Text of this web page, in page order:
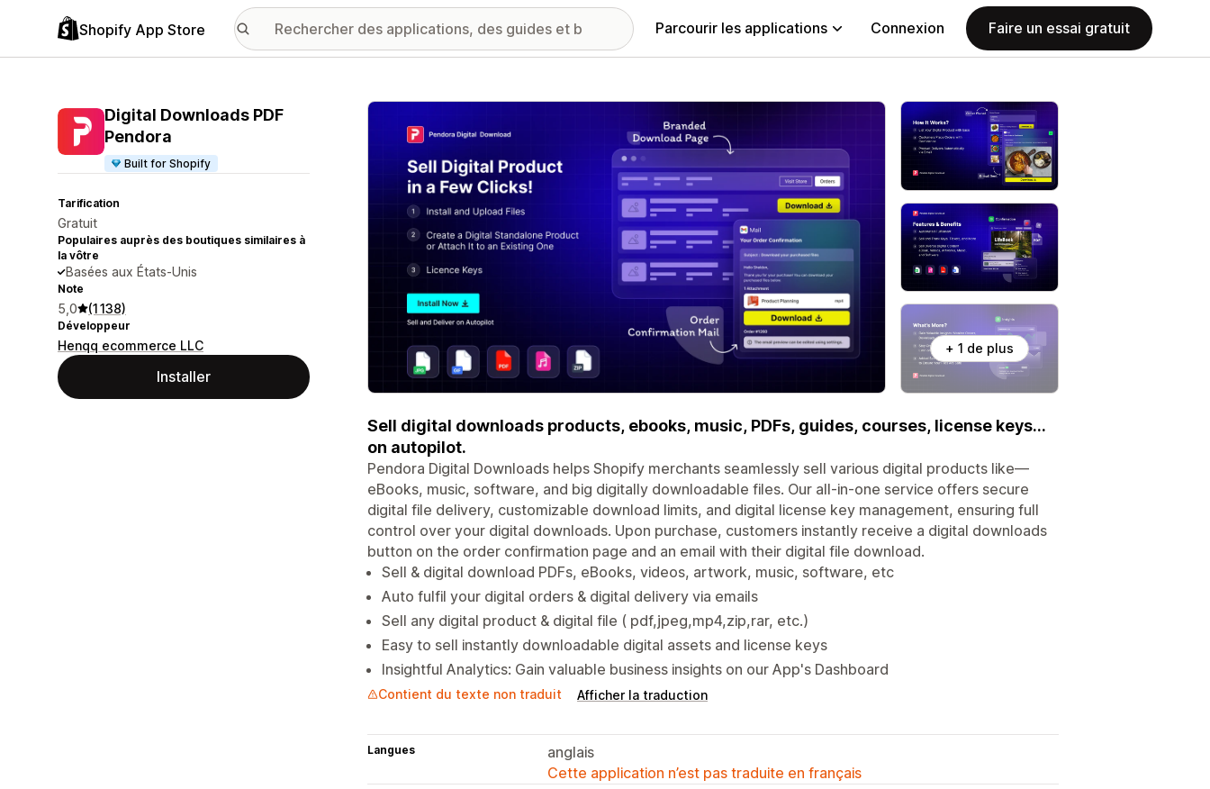
Shopify App Store Parcourir les applications Connexion Faire un essai gratuit
Digital Downloads PDF
Pendora
Built for Shopify
Tarification
Gratuit
Populaires auprès des boutiques similaires à
la vôtre
Basées aux États-Unis
Note
5,0 (1 138)
Développeur
Henqq ecommerce LLC
Installer
Galerie d’images vedette
+ 1 de plus
Sell digital downloads products, ebooks, music, PDFs, guides, courses, license keys...
on autopilot.
Pendora Digital Downloads helps Shopify merchants seamlessly sell various digital products like—
eBooks, music, software, and big digitally downloadable files. Our all-in-one service offers secure
digital file delivery, customizable download limits, and digital license key management, ensuring full
control over your digital downloads. Upon purchase, customers instantly receive a digital downloads
button on the order confirmation page and an email with their digital file download.
Sell & digital download PDFs, eBooks, videos, artwork, music, software, etc
Auto fulfil your digital orders & digital delivery via emails
Sell any digital product & digital file ( pdf,jpeg,mp4,zip,rar, etc.)
Easy to sell instantly downloadable digital assets and license keys
Insightful Analytics: Gain valuable business insights on our App's Dashboard
Contient du texte non traduit Afficher la traduction
Langues
anglais
Cette application n’est pas traduite en français